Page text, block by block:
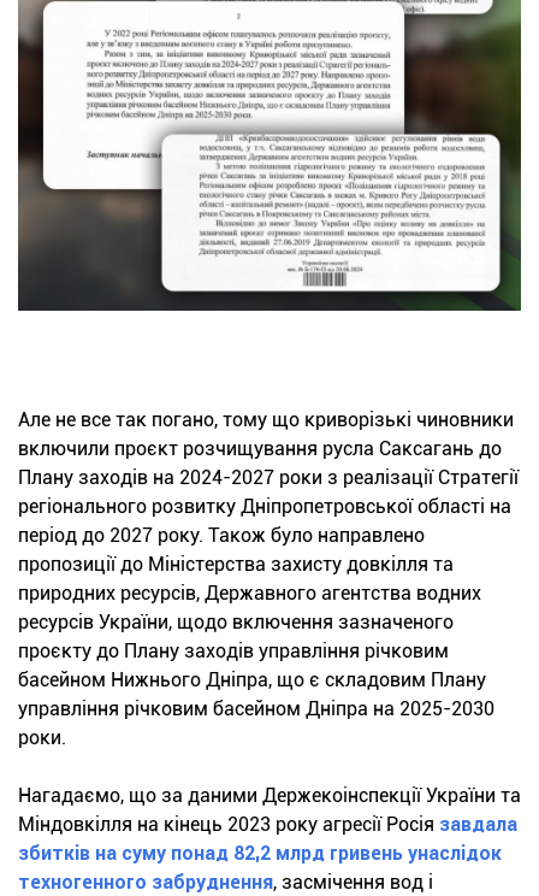
Але не все так погано, тому що криворізькі чиновники
включили проєкт розчищування русла Саксагань до
Плану заходів на 2024-2027 роки з реалізації Стратегії
регіонального розвитку Дніпропетровської області на
період до 2027 року. Також було направлено
пропозиції до Міністерства захисту довкілля та
природних ресурсів, Державного агентства водних
ресурсів України, щодо включення зазначеного
проєкту до Плану заходів управління річковим
басейном Нижнього Дніпра, що є складовим Плану
управління річковим басейном Дніпра на 2025-2030
роки.
Нагадаємо, що за даними Держекоінспекції України та
Міндовкілля на кінець 2023 року агресії Росія завдала
збитків на суму понад 82,2 млрд гривень унаслідок
техногенного забруднення, засмічення вод і